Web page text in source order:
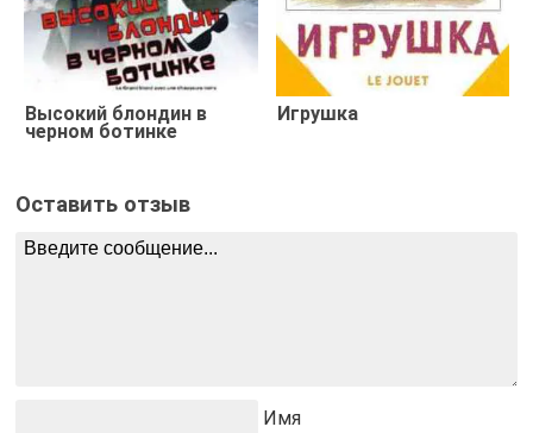
Высокий блондин в
черном ботинке
Игрушка
Оставить отзыв
Имя